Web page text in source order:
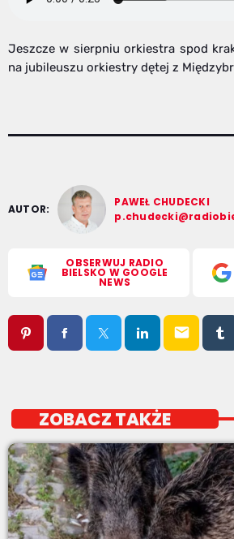
Jeszcze w sierpniu orkiestra spod
na jubileuszu orkiestry dętej z
AUTOR:
PAWEŁ CHUDECKI
OBSERWUJ RADIO
BIELSKO W GOOGLE
NEWS
email
ZOBACZ TAKŻE